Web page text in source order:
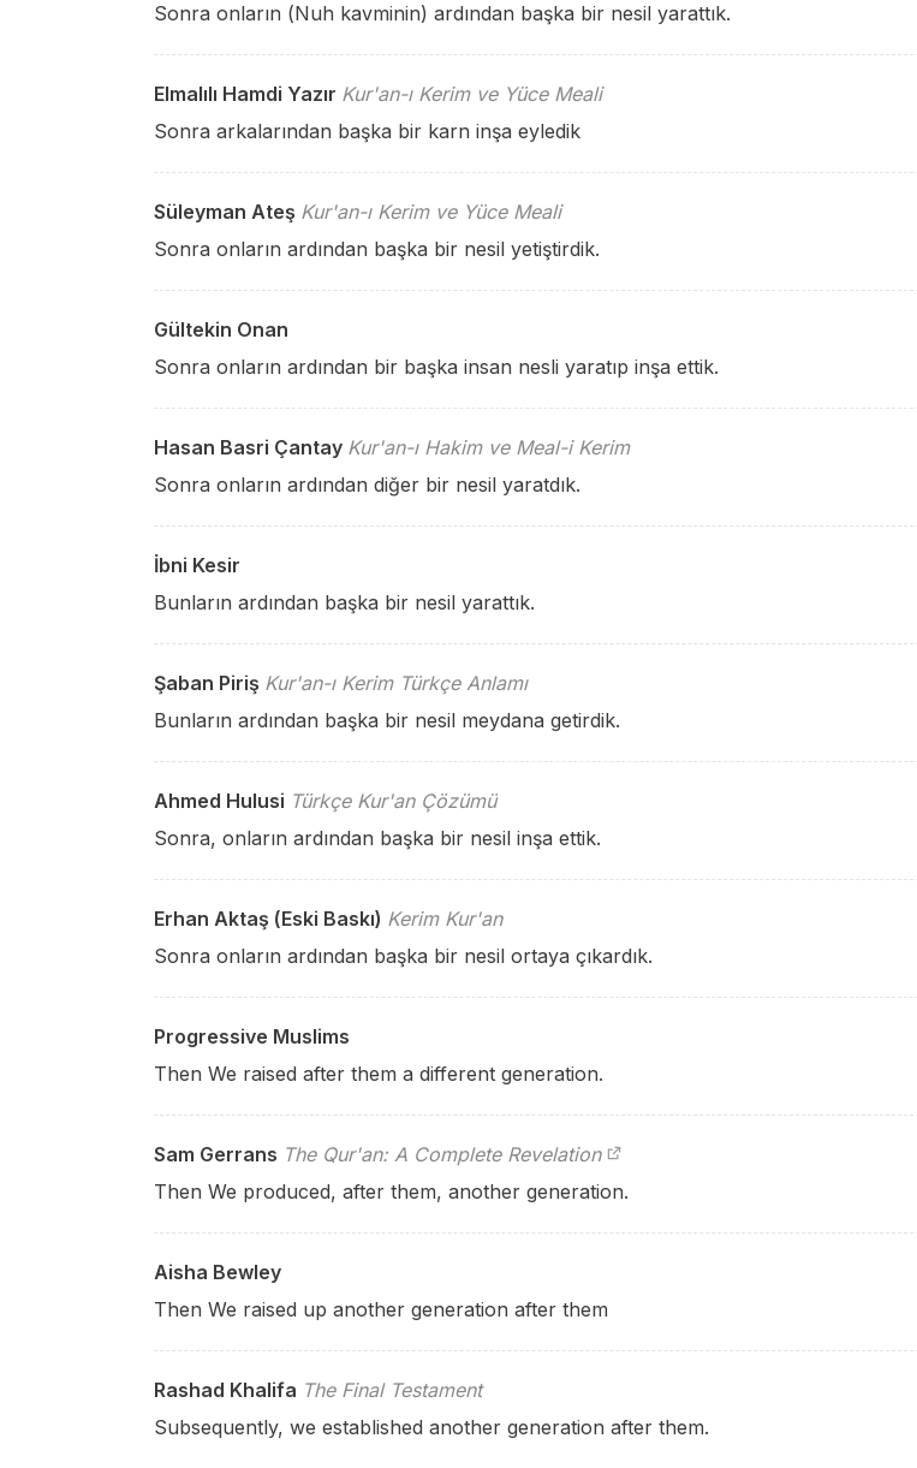
Sonra onların (Nuh kavminin) ardından başka bir nesil yarattık.
Elmalılı Hamdi Yazır Kur'an-ı Kerim ve Yüce Meali
Sonra arkalarından başka bir karn inşa eyledik
Süleyman Ateş Kur'an-ı Kerim ve Yüce Meali
Sonra onların ardından başka bir nesil yetiştirdik.
Gültekin Onan
Sonra onların ardından bir başka insan nesli yaratıp inşa ettik.
Hasan Basri Çantay Kur'an-ı Hakim ve Meal-i Kerim
Sonra onların ardından diğer bir nesil yaratdık.
İbni Kesir
Bunların ardından başka bir nesil yarattık.
Şaban Piriş Kur'an-ı Kerim Türkçe Anlamı
Bunların ardından başka bir nesil meydana getirdik.
Ahmed Hulusi Türkçe Kur'an Çözümü
Sonra, onların ardından başka bir nesil inşa ettik.
Erhan Aktaş (Eski Baskı) Kerim Kur'an
Sonra onların ardından başka bir nesil ortaya çıkardık.
Progressive Muslims
Then We raised after them a different generation.
Sam Gerrans The Qur'an: A Complete Revelation
Then We produced, after them, another generation.
Aisha Bewley
Then We raised up another generation after them
Rashad Khalifa The Final Testament
Subsequently, we established another generation after them.